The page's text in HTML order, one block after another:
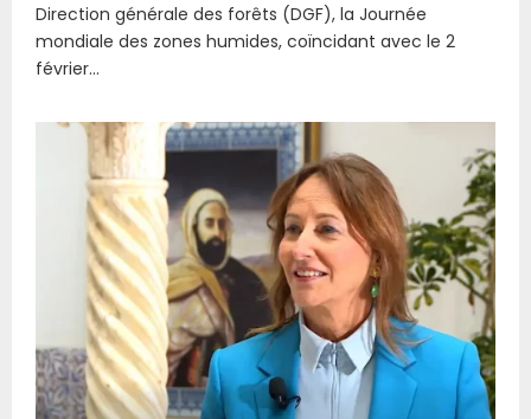
Direction générale des forêts (DGF), la Journée
mondiale des zones humides, coïncidant avec le 2
février...